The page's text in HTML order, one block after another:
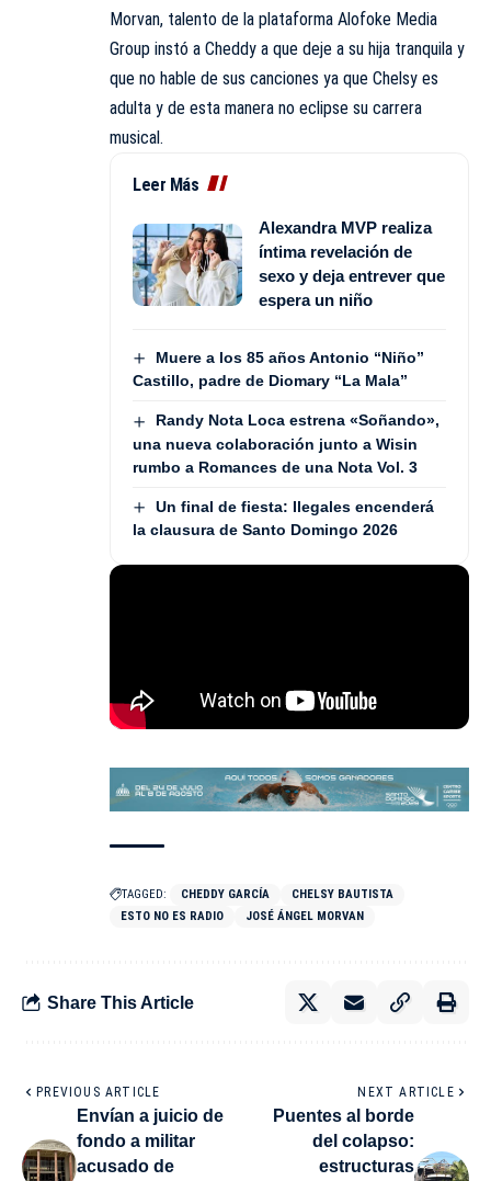
Morvan, talento de la plataforma Alofoke Media
Group instó a Cheddy a que deje a su hija tranquila y
que no hable de sus canciones ya que Chelsy es
adulta y de esta manera no eclipse su carrera
musical.
Leer Más
Alexandra MVP realiza
íntima revelación de
sexo y deja entrever que
espera un niño
Muere a los 85 años Antonio “Niño”
Castillo, padre de Diomary “La Mala”
Randy Nota Loca estrena «Soñando»,
una nueva colaboración junto a Wisin
rumbo a Romances de una Nota Vol. 3
Un final de fiesta: Ilegales encenderá
la clausura de Santo Domingo 2026
TAGGED: CHEDDY GARCÍA
CHELSY BAUTISTA
ESTO NO ES RADIO
JOSÉ ÁNGEL MORVAN
Share This Article
PREVIOUS ARTICLE
Envían a juicio de
fondo a militar
acusado de
NEXT ARTICLE
Puentes al borde
del colapso:
estructuras